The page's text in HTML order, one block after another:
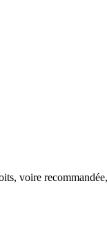
voire